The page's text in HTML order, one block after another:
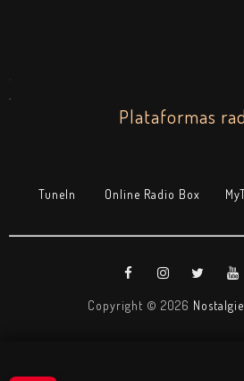
.
Plataformas
TuneIn Online Radio Box
Copyright © 2026